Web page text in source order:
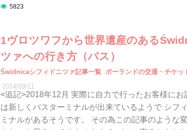
5823
1ヴロツワフから世界遺産のある
ツァへの行き方（バス）
Świdnicaシフィドニツァ記事一覧 ポーランドの交通・チケッ
2014/09/11
<追記>2018年12月 実際に自力で行ったお客様にお
は新しくバスターミナルが出来ているようで シフ
ミナルがあるそうです。 その為この記事のような